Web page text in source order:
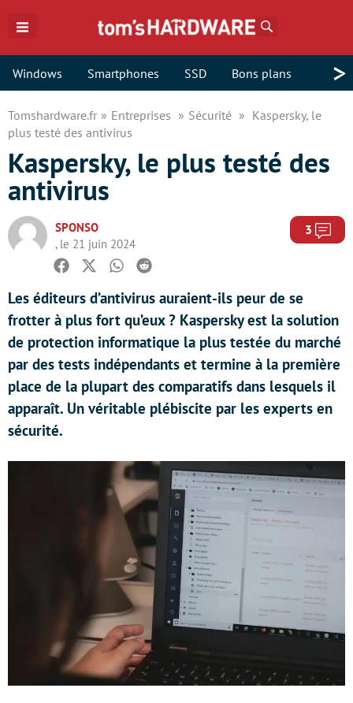
Windows Smartphones SSD Bons plans >
Tomshardware.fr Entreprises Sécurité
Kaspersky, le
plus testé des antivirus
Kaspersky, le plus testé des
antivirus
SPONSO
, le 21 juin 2024
3
Facebook
TwitterWhatsapp
Reddit
Les éditeurs d’antivirus auraient-ils peur de se
frotter à plus fort qu’eux ? Kaspersky est la solution
de protection informatique la plus testée du marché
par des tests indépendants et termine à la première
place de la plupart des comparatifs dans lesquels il
apparaît. Un véritable plébiscite par les experts en
sécurité.